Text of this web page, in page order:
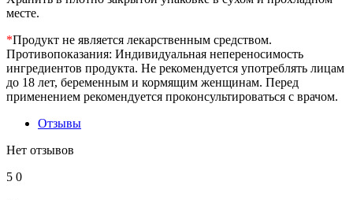
месте.
*Продукт не является лекарственным средством.
Противопоказания: Индивидуальная непереносимость
ингредиентов продукта. Не рекомендуется употреблять лицам
до 18 лет, беременным и кормящим женщинам. Перед
применением рекомендуется проконсультироваться с врачом.
Отзывы
Нет отзывов
5 0